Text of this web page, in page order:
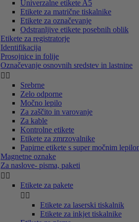
Univerzalne etikete A5
Etikete za matrične tiskalnike
Etikete za označevanje
Odstranljive etikete posebnih oblik
Etikete za registratorje
Identifikacija
Prosojnice in folije
Označevanje osnovnih sredstev in lastnine
 
Srebrne
Zelo odporne
Močno lepilo
Za zaščito in varovanje
Za kable
Kontrolne etikete
Etikete za zmrzovalnike
Papirne etikete s super močnim
Magnetne oznake
Za naslove- pisma, paketi
 
Etikete za pakete
 
Etikete za laserski tiskalnik
Etikete za inkjet tiskalnike